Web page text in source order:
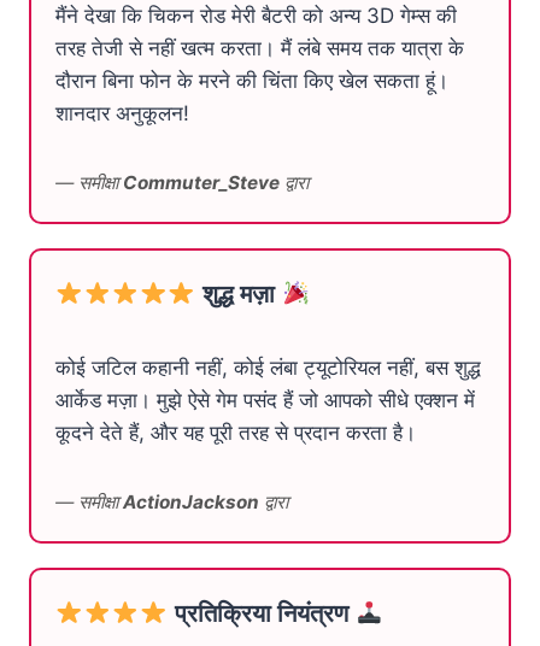
मैंने देखा कि चिकन रोड मेरी बैटरी को अन्य 3D गेम्स की
तरह तेजी से नहीं खत्म करता। मैं लंबे समय तक यात्रा के
दौरान बिना फोन के मरने की चिंता किए खेल सकता हूं।
शानदार अनुकूलन!
— समीक्षाCommuter_Steve द्वारा
शुद्ध मज़ा
कोई जटिल कहानी नहीं, कोई लंबा ट्यूटोरियल नहीं, बस शुद्ध
आर्केड मज़ा। मुझे ऐसे गेम पसंद हैं जो आपको सीधे एक्शन में
कूदने देते हैं, और यह पूरी तरह से प्रदान करता है।
— समीक्षाActionJackson द्वारा
प्रतिक्रिया नियंत्रण